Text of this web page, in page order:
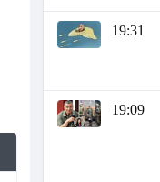
19:31
19:09